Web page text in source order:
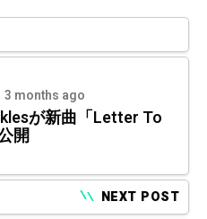
3 months ago
が新曲「Letter To
開
NEXT POST